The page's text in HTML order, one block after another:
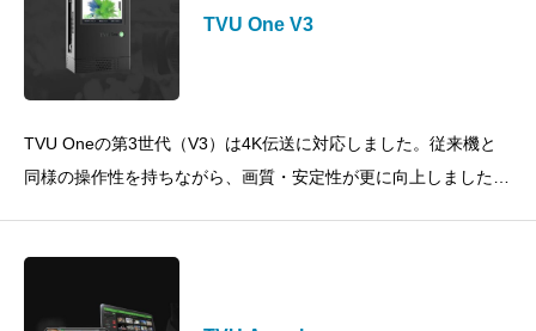
TVU One V3
TVU Oneの第3世代（V3）は4K伝送に対応しました。従来機と
同様の操作性を持ちながら、画質・安定性が更に向上しました。